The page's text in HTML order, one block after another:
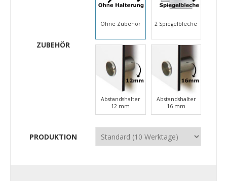
ZUBEHÖR
Ohne Zubehör 2 Spiegelbleche
Abstandshalter
12 mm
Abstandshalter
16 mm
PRODUKTION